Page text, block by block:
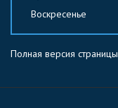
Воскресенье
Полная версия страницы